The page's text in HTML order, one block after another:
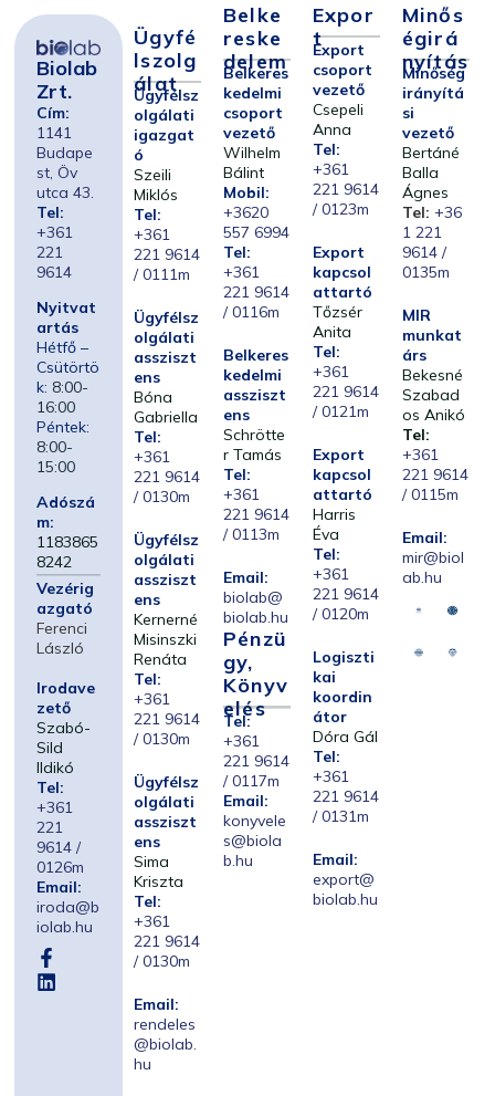
Biolab
Zrt.
Cím:
1141
Budape
st, Öv
utca 43.
Tel:
+361
221
9614
Nyitvat
artás
Hétfő –
Csütörtö
k: 8:00-
16:00
Péntek:
8:00-
15:00
Adószá
m:
1183865
8242
Vezérig
azgató
Ferenci
László
Irodave
zető
Szabó-
Sild
Ildikó
Tel:
+361
221
9614 /
0126m
Email:
iroda@b
iolab.hu
Ügyfé
Lszolg
Álat
Ügyfélsz
olgálati
igazgat
ó
Szeili
Miklós
Tel:
+361
221 9614
/ 0111m
Ügyfélsz
olgálati
assziszt
ens
Bóna
Gabriella
Tel:
+361
221 9614
/ 0130m
Ügyfélsz
olgálati
assziszt
ens
Kernerné
Misinszki
Renáta
Tel:
+361
221 9614
/ 0130m
Ügyfélsz
olgálati
assziszt
ens
Sima
Kriszta
Tel:
+361
221 9614
/ 0130m
Email:
rendeles
@biolab.
hu
Belke
Reske
Delem
Belkeres
kedelmi
csoport
vezető
Wilhelm
Bálint
Mobil:
+3620
557 6994
Tel:
+361
221 9614
/ 0116m
Belkeres
kedelmi
assziszt
ens
Schrötte
r Tamás
Tel:
+361
221 9614
/ 0113m
Email:
biolab@
biolab.hu
Pénzü
Gy,
Könyv
Elés
Tel:
+361
221 9614
/ 0117m
Email:
konyvele
s@biola
b.hu
Expor
T
Export
csoport
vezető
Csepeli
Anna
Tel:
+361
221 9614
/ 0123m
Export
kapcsol
attartó
Tőzsér
Anita
Tel:
+361
221 9614
/ 0121m
Export
kapcsol
attartó
Harris
Éva
Tel:
+361
221 9614
/ 0120m
Logiszti
kai
koordin
átor
Dóra Gál
Tel:
+361
221 9614
/ 0131m
Email:
export@
biolab.hu
Minős
Égirá
Nyítás
Minőség
irányítá
si
vezető
Bertáné
Balla
Ágnes
Tel: +36
1 221
9614 /
0135m
MIR
munkat
árs
Bekesné
Szabad
os Anikó
Tel:
+361
221 9614
/ 0115m
Email:
mir@biol
ab.hu